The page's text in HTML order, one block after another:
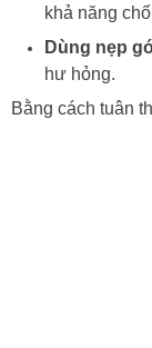
khả năng
Dùng nẹp
hư hỏng.
Bằng cách tuân